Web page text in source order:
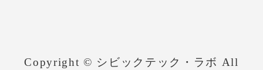
Copyright © シビックテック・ラボ All